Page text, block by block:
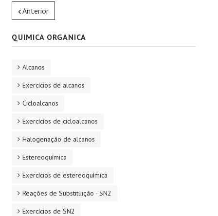
Anterior
QUIMICA ORGANICA
Alcanos
Exercícios de alcanos
Cicloalcanos
Exercícios de cicloalcanos
Halogenação de alcanos
Estereoquímica
Exercícios de estereoquímica
Reações de Substituição - SN2
Exercícios de SN2